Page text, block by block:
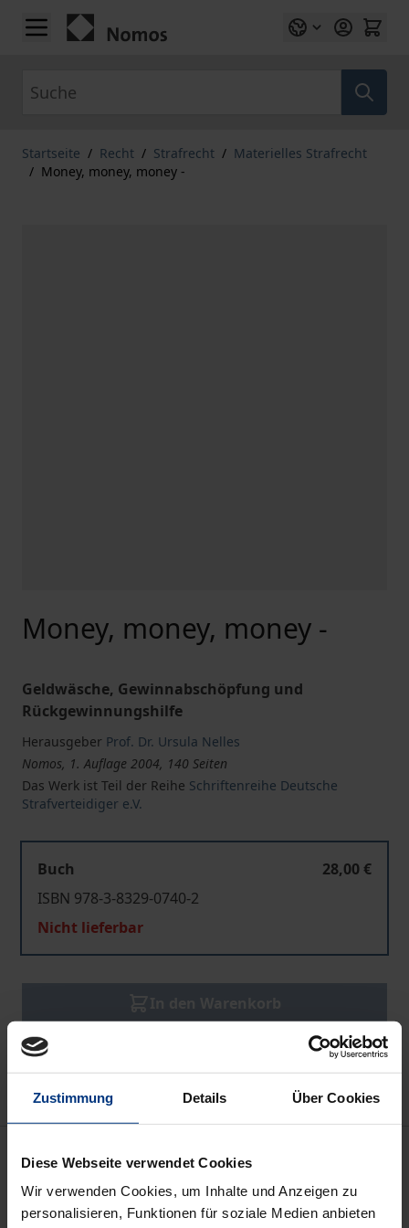
Zustimmung Details Über Cookies
Diese Webseite verwendet Cookies
Wir verwenden Cookies, um Inhalte und Anzeigen zu
personalisieren, Funktionen für soziale Medien anbieten
Zum Inhalt springen
Startseite / Recht / Strafrecht / Materielles Strafrecht
/ Money, money, money -
Money, money, money -
Geldwäsche, Gewinnabschöpfung und
Rückgewinnungshilfe
Herausgeber Prof. Dr. Ursula Nelles
Nomos, 1. Auflage 2004, 140 Seiten
Das Werk ist Teil der Reihe Schriftenreihe Deutsche
Strafverteidiger e.V.
Buch
28,00 €
ISBN 978-3-8329-0740-2
Nicht lieferbar
Zur Wunschliste hinzufügen
Hinweise zu Versandkosten
Die von dem Deutsche Strafverteidiger e.V. und dem